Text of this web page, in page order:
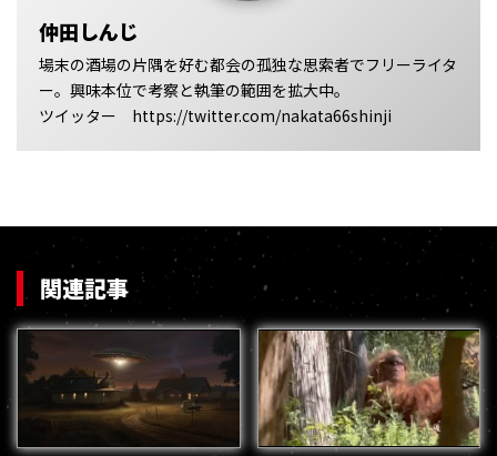
仲田しんじ
場末の酒場の片隅を好む都会の孤独な思索者でフリーライタ
ー。興味本位で考察と執筆の範囲を拡大中。
ツイッター https://twitter.com/nakata66shinji
関連記事